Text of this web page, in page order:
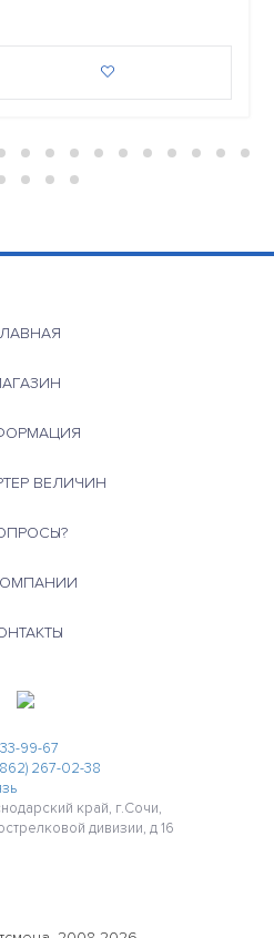
ВЕЛИЧИН
99-67
267-02-38
край, г.Сочи,
дивизии, д 16